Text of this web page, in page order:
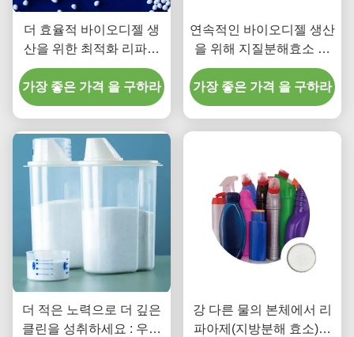
더 효율적 바이오디젤 생
산을 위한 최적화 리파아
제(지방분해 효소)
가장 좋은 가격 을 구하라
연속적인 바이오디젤 생산
을 위해 지질분해효소 기
반 원자로의 가능성을 조
사하기
가장 좋은 가격 을 구하라
더 적은 노력으로 더 깊은
클린을 성취하세요 : 우리
강 다른 물의 본체에서 리
파아제(지방분해 효소)에